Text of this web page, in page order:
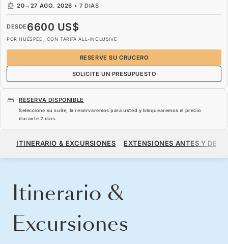
20→ 27 AGO. 2026 • 7 DIAS
DESDE 6600 US$
POR HUÉSPED, CON TARIFA ALL-INCLUSIVE
RESERVE SU CRUCERO
SOLICITE UN PRESUPUESTO
RESERVA DISPONIBLE
Seleccione su suite, la reservaremos para usted y bloquearemos el precio
durante 2 dias.
6600 US$
ITINERARIO & EXCURSIONES EXTENSIONES ANTES Y
Itinerario &
Excursiones